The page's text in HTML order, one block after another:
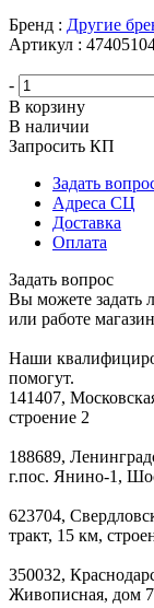
Бренд : Другие
Артикул :
-
В корзину
В наличии
Запросить КП
Задать
Адреса СЦ
Доставка
Оплата
Задать вопрос
Вы можете задать
или работе
Наши
помогут.
141407,
строение 2
188689,
г.пос. Янино-1,
623704,
тракт, 15 км,
350032,
Живописная, дом 7